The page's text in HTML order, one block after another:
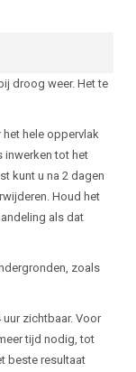
droog weer. Het te
het hele oppervlak
inwerken tot het
kunt u na 2 dagen
Houd het
als dat
zoals
zichtbaar. Voor
tijd nodig, tot
beste resultaat